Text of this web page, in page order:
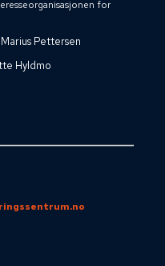
for
Marius Pettersen
Hyldmo